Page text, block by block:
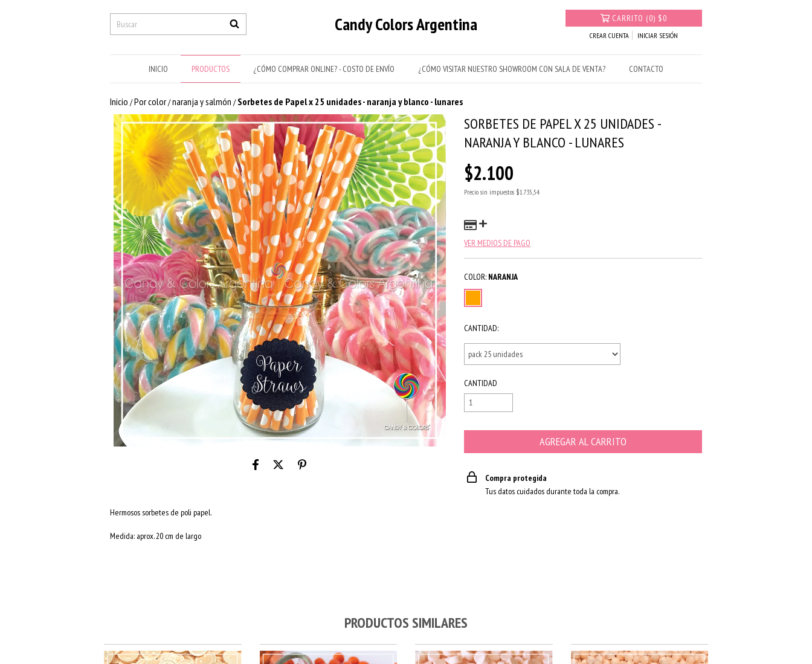
Candy Colors Argentina CARRITO (0) $0
CREAR CUENTA INICIAR SESIÓN
INICIO PRODUCTOS ¿CÓMO COMPRAR ONLINE? - COSTO DE ENVÍO ¿CÓMO VISITAR NUESTRO SHOWROOM CON SALA DE VENTA? CONTACTO
Inicio /Por color/naranja y salmón / Sorbetes de Papel x 25 unidades - naranja y blanco - lunares
Hermosos sorbetes de poli papel.
Medida: aprox. 20 cm de largo
SORBETES DE PAPEL X 25 UNIDADES -
NARANJA Y BLANCO - LUNARES
$2.100
Precio sin impuestos $1.735,54
VER MEDIOS DE PAGO
COLOR: NARANJA
CANTIDAD:
CANTIDAD
Compra protegida
Tus datos cuidados durante toda la compra.
PRODUCTOS SIMILARES